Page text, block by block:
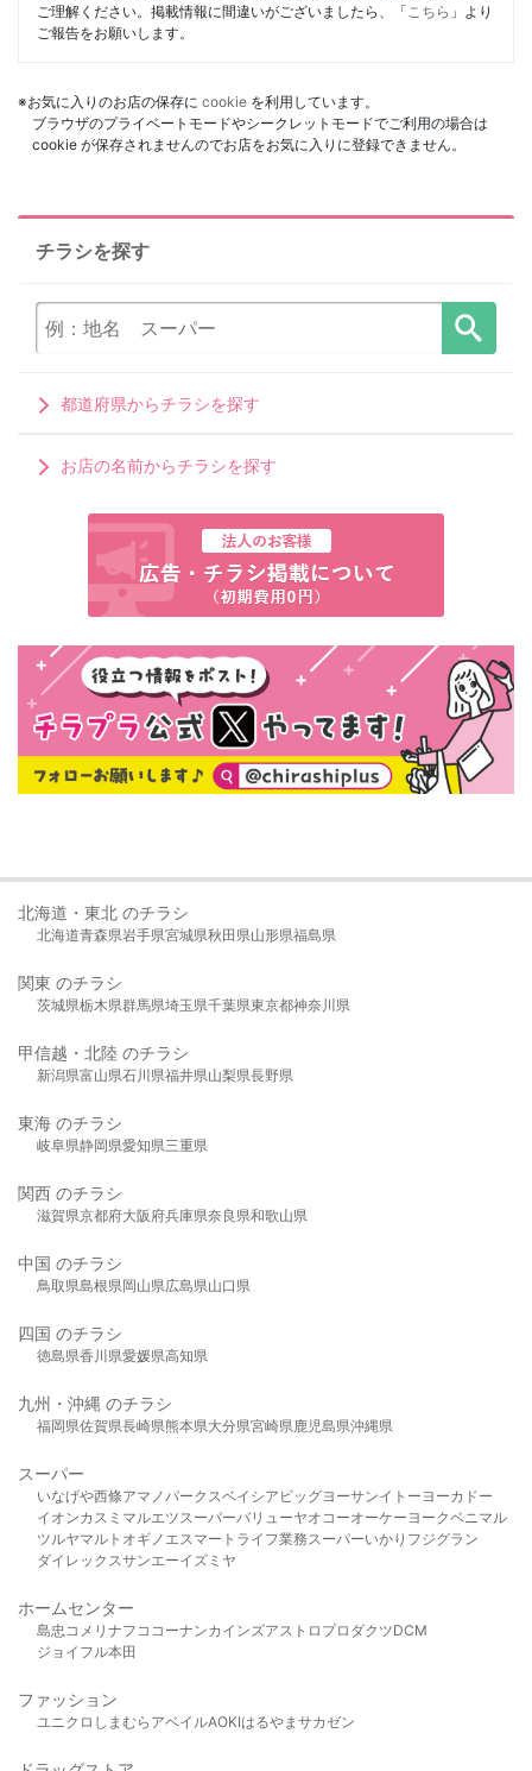
ご理解ください。掲載情報に間違いがございましたら、「 こちら 」より
ご報告をお願いします。
※お気に入りのお店の保存に cookie を利用しています。
ブラウザのプライベートモードやシークレットモードでご利用の場合は
cookie が保存されませんのでお店をお気に入りに登録できません。
チラシを探す
都道府県からチラシを探す
お店の名前からチラシを探す
北海道・東北 のチラシ
北海道青森県岩手県宮城県秋田県山形県福島県
関東 のチラシ
茨城県栃木県群馬県埼玉県千葉県東京都神奈川県
甲信越・北陸 のチラシ
新潟県富山県石川県福井県山梨県長野県
東海 のチラシ
岐阜県静岡県愛知県三重県
関西 のチラシ
滋賀県京都府大阪府兵庫県奈良県和歌山県
中国 のチラシ
鳥取県島根県岡山県広島県山口県
四国 のチラシ
徳島県香川県愛媛県高知県
九州・沖縄 のチラシ
福岡県佐賀県長崎県熊本県大分県宮崎県鹿児島県沖縄県
スーパー
いなげや西條アマノパークスベイシア ビッグヨーサンイトーヨーカドー
イオンカスミ マルエツスーパーバリューヤオコーオーケー ヨークベニマル
ツルヤマルト オギノ エスマート ライフ業務スーパーいかり フジグラン
ダイレックスサンエーイズミヤ
ホームセンター
島忠 コメリ ナフコ コーナンカインズアストロプロダクツDCM
ジョイフル本田
ファッション
ユニクロ しまむら アベイルAOKIはるやま サカゼン